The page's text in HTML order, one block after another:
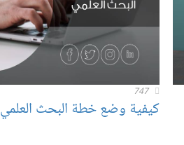
747
كيفية وضع خطة البحث العلمي